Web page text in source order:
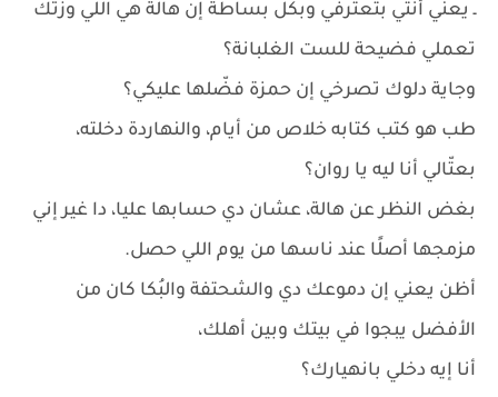
ـ يعني أنتي بتعترفي وبكل بساطة إن هالة هي اللي وزّتك
تعملي فضيحة للست الغلبانة؟
وجاية دلوك تصرخي إن حمزة فضّلها عليكي؟
طب هو كتب كتابه خلاص من أيام، والنهاردة دخلته،
بعتّالي أنا ليه يا روان؟
بغض النظر عن هالة، عشان دي حسابها عليا، دا غير إني
مزمجها أصلًا عند ناسها من يوم اللي حصل.
أظن يعني إن دموعك دي والشحتفة والبُكا كان من
الأفضل يبجوا في بيتك وبين أهلك،
أنا إيه دخلي بانهيارك؟